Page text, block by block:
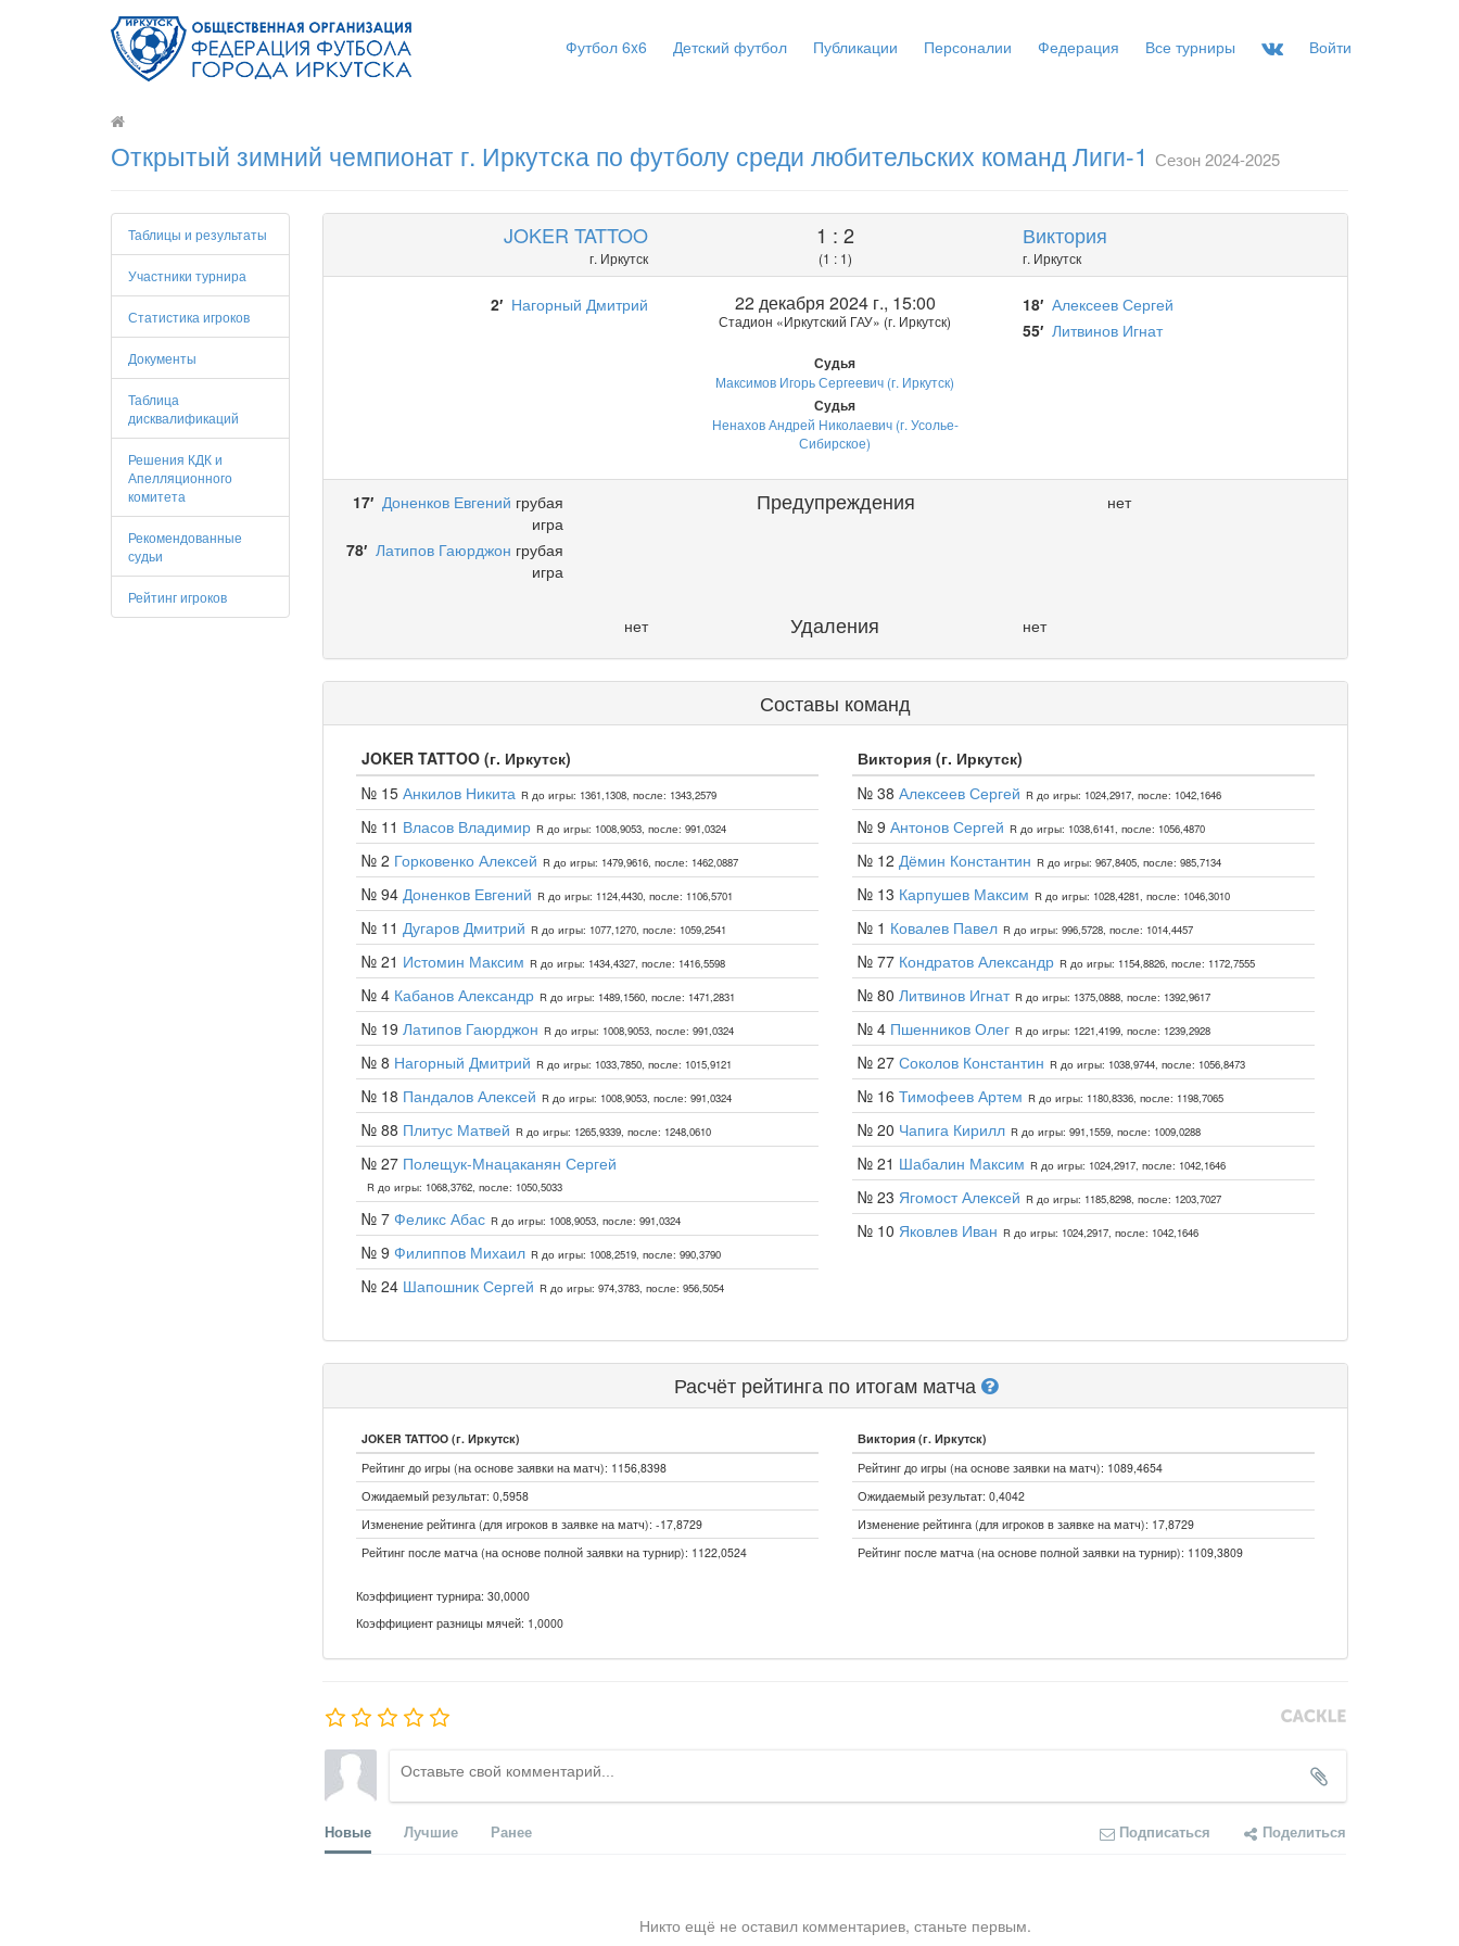
Футбол 6x6 Детский футбол Публикации Персоналии Федерация Все турниры Войти
Открытый зимний чемпионат г. Иркутска по футболу среди любительских команд Лиги-1 Сезон 2024-2025
Таблицы и результаты
Участники турнира
Статистика игроков
Документы
Таблица
дисквалификаций
Решения КДК и
Апелляционного
комитета
Рекомендованные
судьи
Рейтинг игроков
JOKER TATTOO
г. Иркутск
1 : 2
(1 : 1)
Виктория
г. Иркутск
2′ Нагорный Дмитрий 22 декабря 2024 г., 15:00
Стадион «Иркутский ГАУ» (г. Иркутск)
Судья
Максимов Игорь Сергеевич (г. Иркутск)
Судья
Ненахов Андрей Николаевич (г. Усолье-
Сибирское)
18′ Алексеев Сергей
55′ Литвинов Игнат
17′ Доненков Евгений грубая
игра
78′ Латипов Гаюрджон грубая
игра
Предупреждения нет
нет Удаления нет
Составы команд
JOKER TATTOO (г. Иркутск)
№ 15 Анкилов Никита R до игры: 1361,1308, после: 1343,2579
№ 11 Власов Владимир R до игры: 1008,9053, после: 991,0324
№ 2 Горковенко Алексей R до игры: 1479,9616, после: 1462,0887
№ 94 Доненков Евгений R до игры: 1124,4430, после: 1106,5701
№ 11 Дугаров Дмитрий R до игры: 1077,1270, после: 1059,2541
№ 21 Истомин Максим R до игры: 1434,4327, после: 1416,5598
№ 4 Кабанов Александр R до игры: 1489,1560, после: 1471,2831
№ 19 Латипов Гаюрджон R до игры: 1008,9053, после: 991,0324
№ 8 Нагорный Дмитрий R до игры: 1033,7850, после: 1015,9121
№ 18 Пандалов Алексей R до игры: 1008,9053, после: 991,0324
№ 88 Плитус Матвей R до игры: 1265,9339, после: 1248,0610
№ 27 Полещук-Мнацаканян Сергей
R до игры: 1068,3762, после: 1050,5033
№ 7 Феликс Абас R до игры: 1008,9053, после: 991,0324
№ 9 Филиппов Михаил R до игры: 1008,2519, после: 990,3790
№ 24 Шапошник Сергей R до игры: 974,3783, после: 956,5054
Виктория (г. Иркутск)
№ 38 Алексеев Сергей R до игры: 1024,2917, после: 1042,1646
№ 9 Антонов Сергей R до игры: 1038,6141, после: 1056,4870
№ 12 Дёмин Константин R до игры: 967,8405, после: 985,7134
№ 13 Карпушев Максим R до игры: 1028,4281, после: 1046,3010
№ 1 Ковалев Павел R до игры: 996,5728, после: 1014,4457
№ 77 Кондратов Александр R до игры: 1154,8826, после: 1172,7555
№ 80 Литвинов Игнат R до игры: 1375,0888, после: 1392,9617
№ 4 Пшенников Олег R до игры: 1221,4199, после: 1239,2928
№ 27 Соколов Константин R до игры: 1038,9744, после: 1056,8473
№ 16 Тимофеев Артем R до игры: 1180,8336, после: 1198,7065
№ 20 Чапига Кирилл R до игры: 991,1559, после: 1009,0288
№ 21 Шабалин Максим R до игры: 1024,2917, после: 1042,1646
№ 23 Ягомост Алексей R до игры: 1185,8298, после: 1203,7027
№ 10 Яковлев Иван R до игры: 1024,2917, после: 1042,1646
Расчёт рейтинга по итогам матча
JOKER TATTOO (г. Иркутск)
Рейтинг до игры (на основе заявки на матч): 1156,8398
Ожидаемый результат: 0,5958
Изменение рейтинга (для игроков в заявке на матч): -17,8729
Рейтинг после матча (на основе полной заявки на турнир): 1122,0524
Виктория (г. Иркутск)
Рейтинг до игры (на основе заявки на матч): 1089,4654
Ожидаемый результат: 0,4042
Изменение рейтинга (для игроков в заявке на матч): 17,8729
Рейтинг после матча (на основе полной заявки на турнир): 1109,3809
Коэффициент турнира: 30,0000
Коэффициент разницы мячей: 1,0000
Новые Лучшие Ранее Подписаться Поделиться
Никто ещё не оставил комментариев, станьте первым.